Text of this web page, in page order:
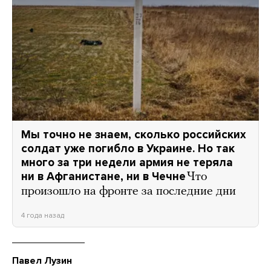
Мы точно не знаем, сколько российских
солдат уже погибло в Украине. Но так
много за три недели армия не теряла
ни в Афганистане, ни в Чечне Что
произошло на фронте за последние дни
4 года назад
Павел Лузин